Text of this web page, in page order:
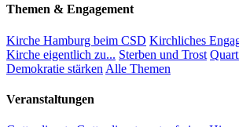
Themen & Engagement
Kirche Hamburg beim CSD Kirchliches
Kirche eigentlich zu... Sterben und Trost
Demokratie stärken Alle Themen
Veranstaltungen